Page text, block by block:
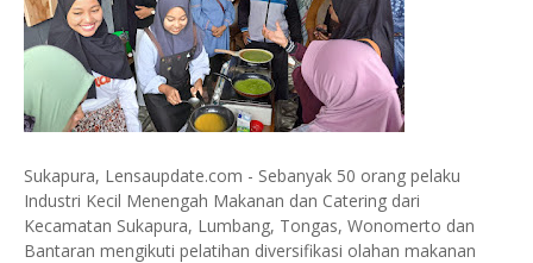
Sukapura, Lensaupdate.com - Sebanyak 50 orang pelaku
Industri Kecil Menengah Makanan dan Catering dari
Kecamatan Sukapura, Lumbang, Tongas, Wonomerto dan
Bantaran mengikuti pelatihan diversifikasi olahan makanan